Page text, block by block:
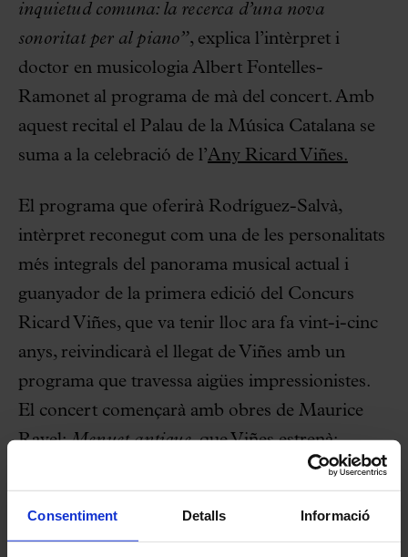
Consentiment Detalls Informació
inquietud comuna: la recerca d’una nova
sonoritat per al piano”, explica l’intèrpret i
doctor en musicologia Albert Fontelles-
Ramonet al programa de mà del concert. Amb
aquest recital el Palau de la Música Catalana se
suma a la celebració de l’Any Ricard Viñes.
El programa que oferirà Rodríguez-Salvà,
intèrpret reconegut com una de les personalitats
més integrals del panorama musical actual i
guanyador de la primera edició del Concurs
Ricard Viñes, que va tenir lloc ara fa vint-i-cinc
anys, reivindicarà el llegat de Viñes amb un
programa que travessa aigües impressionistes.
El concert començarà amb obres de Maurice
Ravel:Menuet antique, que Viñes estrenà;
“Oiseaux tristes”, segon moviment de la suite